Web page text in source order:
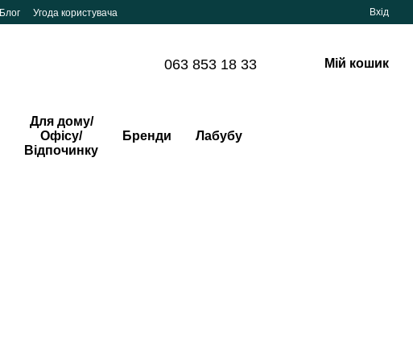
Блог Угода користувача Вхід
063 853 18 33 Мій кошик
Для дому/
Офісу/
Відпочинку
Бренди Лабубу